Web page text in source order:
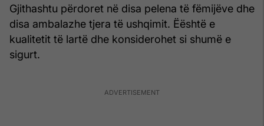
Gjithashtu përdoret në disa pelena të fëmijëve dhe
disa ambalazhe tjera të ushqimit. Ëështë e
kualitetit të lartë dhe konsiderohet si shumë e
sigurt.